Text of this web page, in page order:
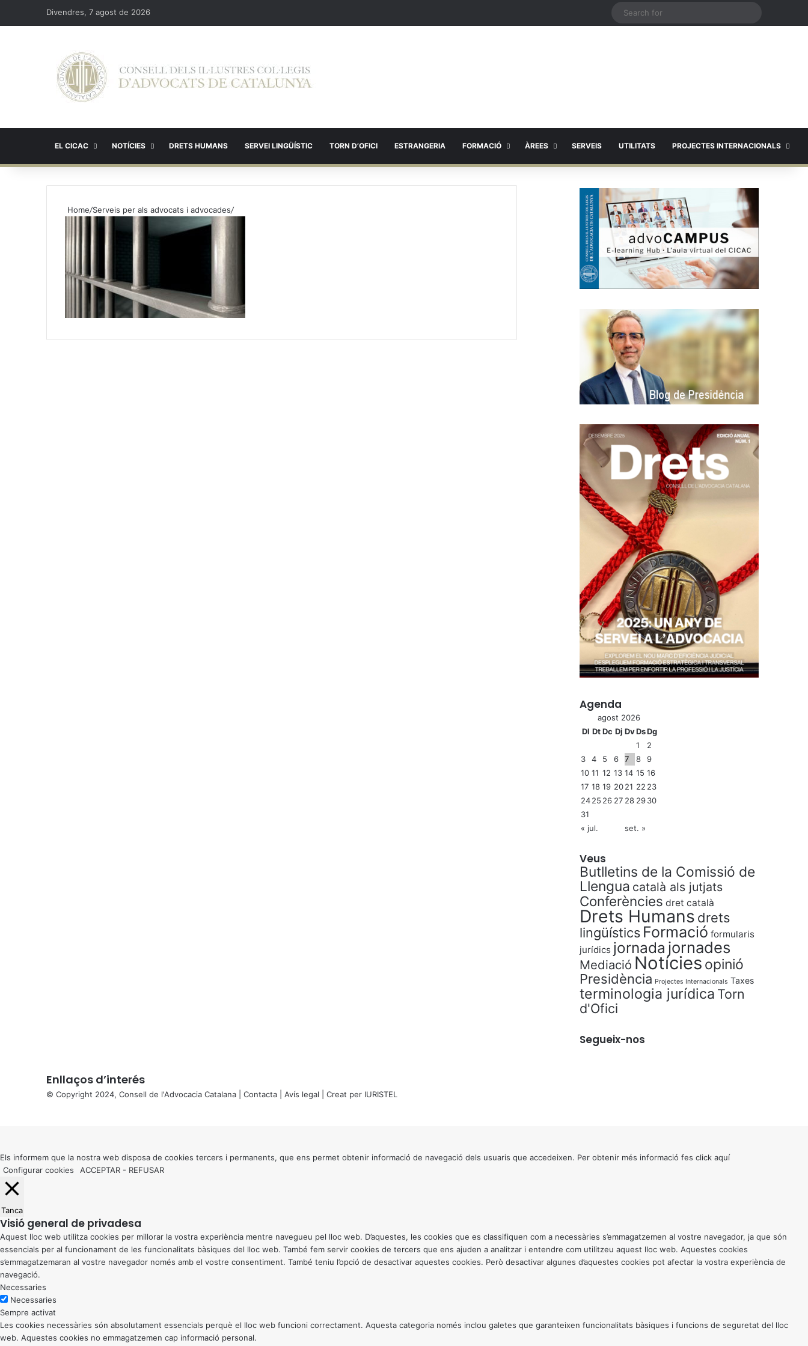
Divendres, 7 agost de 2026
EL CICAC NOTÍCIES DRETS HUMANS SERVEI LINGÜÍSTIC TORN D’OFICI ESTRANGERIA FORMACIÓ ÀREES SERVEIS UTILITATS PROJECTES INTERNACIONALS
Home/Serveis per als advocats i advocades/
Agenda
agost 2026
Dl Dt Dc Dj DvDsDg
1
2
3
4 5 6 7 8
9
10 11 12 13 14 15 16
17 18 19 2021 22 23
2425 26 27 28 2930
31
« jul.
set. »
Veus
Butlletins de la Comissió de
Llengua català als jutjats
Conferències dret català
Drets Humans drets
lingüístics Formació formularis
jurídics jornada jornades
Mediació Notícies opinió
Presidència Projectes Internacionals Taxes
terminologia jurídica Torn
d'Ofici
Segueix-nos
Enllaços d’interés
© Copyright 2024, Consell de l'Advocacia Catalana | Contacta Avís legal | Creat per IURISTEL
button
Els informem que la nostra web disposa de cookies tercers i permanents, que ens permet obtenir informació de navegació dels usuaris que accedeixen. Per obtenir més informació fes click aquí
Configurar cookies
ACCEPTAR - REFUSAR
Tanca
Visió general de privadesa
Aquest lloc web utilitza cookies per millorar la vostra experiència mentre navegueu pel lloc web. D’aquestes, les cookies que es classifiquen com a necessàries s’emmagatzemen al vostre navegador, ja que són
essencials per al funcionament de les funcionalitats bàsiques del lloc web. També fem servir cookies de tercers que ens ajuden a analitzar i entendre com utilitzeu aquest lloc web. Aquestes cookies
s’emmagatzemaran al vostre navegador només amb el vostre consentiment. També teniu l’opció de desactivar aquestes cookies. Però desactivar algunes d’aquestes cookies pot afectar la vostra experiència de
navegació.
Necessaries
Necessaries
Sempre activat
Les cookies necessàries són absolutament essencials perquè el lloc web funcioni correctament. Aquesta categoria només inclou galetes que garanteixen funcionalitats bàsiques i funcions de seguretat del lloc
web. Aquestes cookies no emmagatzemen cap informació personal.